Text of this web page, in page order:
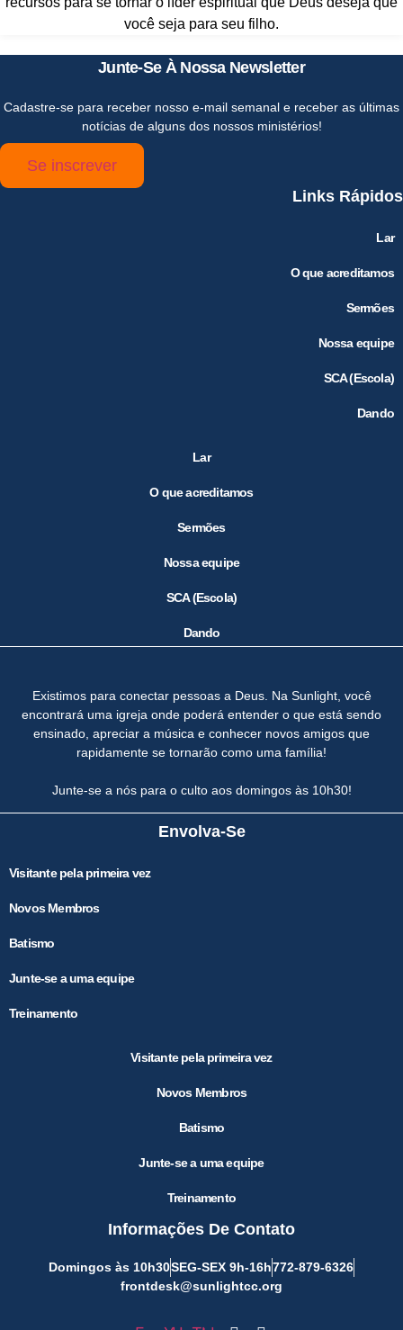
você seja para seu filho.
Junte-Se À Nossa Newsletter
Cadastre-se para receber nosso e-mail semanal e receber as últimas
notícias de alguns dos nossos ministérios!
Se inscrever
Links Rápidos
Lar
O que acreditamos
Sermões
Nossa equipe
SCA (Escola)
Dando
Lar
O que acreditamos
Sermões
Nossa equipe
SCA (Escola)
Dando
Existimos para conectar pessoas a Deus. Na Sunlight, você
encontrará uma igreja onde poderá entender o que está sendo
ensinado, apreciar a música e conhecer novos amigos que
rapidamente se tornarão como uma família!
Junte-se a nós para o culto aos domingos às 10h30!
Envolva-Se
Visitante pela primeira vez
Novos Membros
Batismo
Junte-se a uma equipe
Treinamento
Visitante pela primeira vez
Novos Membros
Batismo
Junte-se a uma equipe
Treinamento
Informações De Contato
Domingos às 10h30SEG-SEX 9h-16h772-879-6326
frontdesk@sunlightcc.org